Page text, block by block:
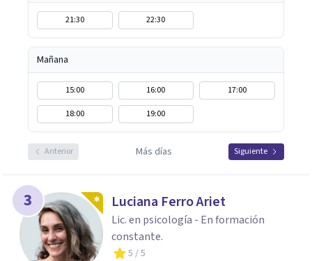
21:30 22:30
Mañana
15:00 16:00
17:00
18:00
19:00
Anterior Más días Siguiente
3 Luciana Ferro Ariet
Lic. en psicología - En formación
constante.
5 / 5